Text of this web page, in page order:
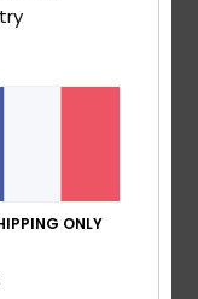
Bleu
g/m2]
confortable
ONLY